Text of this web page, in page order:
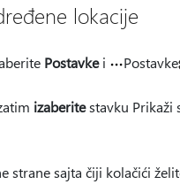
lokacije
Postavkei Postavke
izaberitestavku Prikaži
strane sajta čiji kolačići